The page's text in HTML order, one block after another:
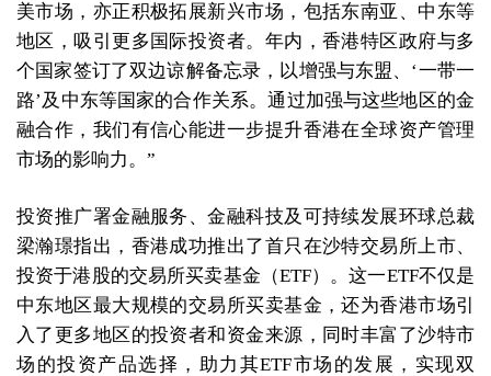
美市场，亦正积极拓展新兴市场，包括东南亚、中东等
地区，吸引更多国际投资者。年内，香港特区政府与多
个国家签订了双边谅解备忘录，以增强与东盟、‘一带一
路’及中东等国家的合作关系。通过加强与这些地区的金
融合作，我们有信心能进一步提升香港在全球资产管理
市场的影响力。”
投资推广署金融服务、金融科技及可持续发展环球总裁
梁瀚璟指出，香港成功推出了首只在沙特交易所上市、
投资于港股的交易所买卖基金（ETF）。这一ETF不仅是
中东地区最大规模的交易所买卖基金，还为香港市场引
入了更多地区的投资者和资金来源，同时丰富了沙特市
场的投资产品选择，助力其ETF市场的发展，实现双